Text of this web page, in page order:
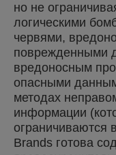
но не
логическими
червями,
поврежденными
вредоносным
опасными
методах
информации
ограничиваются
Brands готова